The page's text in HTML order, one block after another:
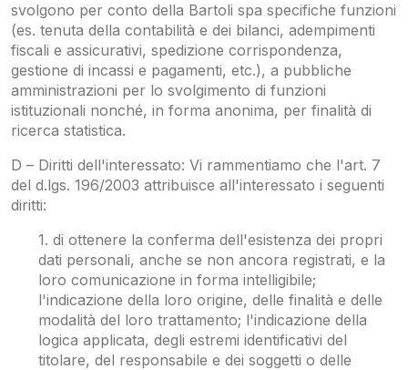
svolgono per conto della Bartoli spa specifiche funzioni
(es. tenuta della contabilità e dei bilanci, adempimenti
fiscali e assicurativi, spedizione corrispondenza,
gestione di incassi e pagamenti, etc.), a pubbliche
amministrazioni per lo svolgimento di funzioni
istituzionali nonché, in forma anonima, per finalità di
ricerca statistica.
D – Diritti dell'interessato: Vi rammentiamo che l'art. 7
del d.lgs. 196/2003 attribuisce all'interessato i seguenti
diritti:
1. di ottenere la conferma dell'esistenza dei propri
dati personali, anche se non ancora registrati, e la
loro comunicazione in forma intelligibile;
l'indicazione della loro origine, delle finalità e delle
modalità del loro trattamento; l'indicazione della
logica applicata, degli estremi identificativi del
titolare, del responsabile e dei soggetti o delle